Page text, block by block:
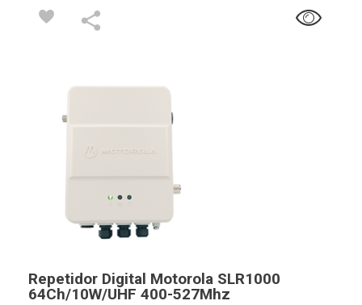
Repetidor Digital Motorola SLR1000
64Ch/10W/UHF 400-527Mhz